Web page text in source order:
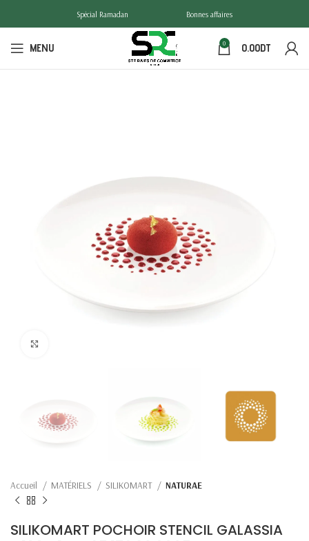
Spécial Ramadan Bonnes affaires
MENU 0 0.00DT
Accueil MATÉRIELS SILIKOMART NATURAE
SILIKOMART POCHOIR STENCIL GALASSIA